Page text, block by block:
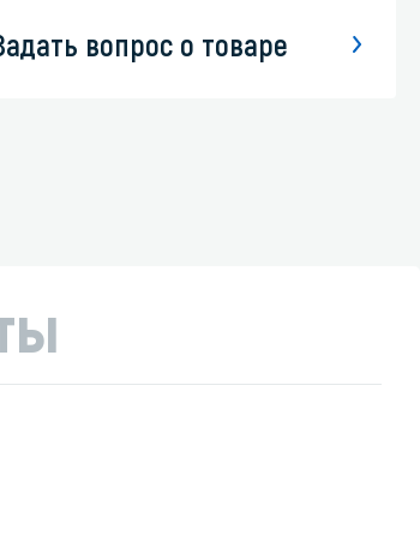
вопрос о товаре